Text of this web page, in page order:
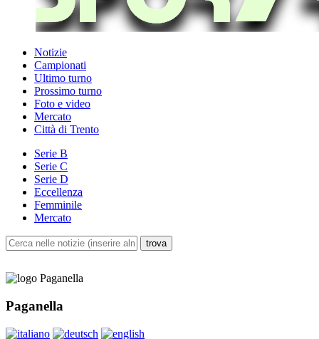
Notizie
Campionati
Ultimo turno
Prossimo turno
Foto e video
Mercato
Città di Trento
Serie B
Serie C
Serie D
Eccellenza
Femminile
Mercato
Paganella